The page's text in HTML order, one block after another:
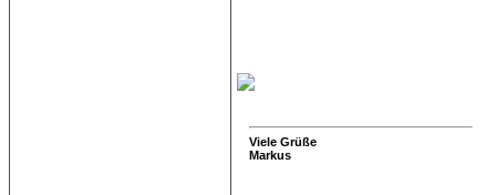
Viele Grüße
Markus